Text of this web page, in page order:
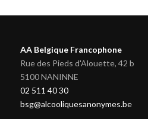
AA Belgique Francophone
Rue des Pieds d'Alouette, 42 b
5100 NANINNE
02 511 40 30
bsg@alcooliquesanonymes.be